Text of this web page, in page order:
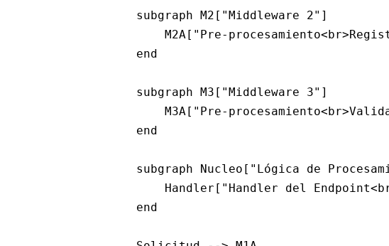
        subgraph M2["Middleware 2"]
M2A["Pre-
        end
        subgraph M3["Middleware 3"]
M3A["Pre-
        end
subgraph Nucleo["Lógica de
Handler["Handler del
        end